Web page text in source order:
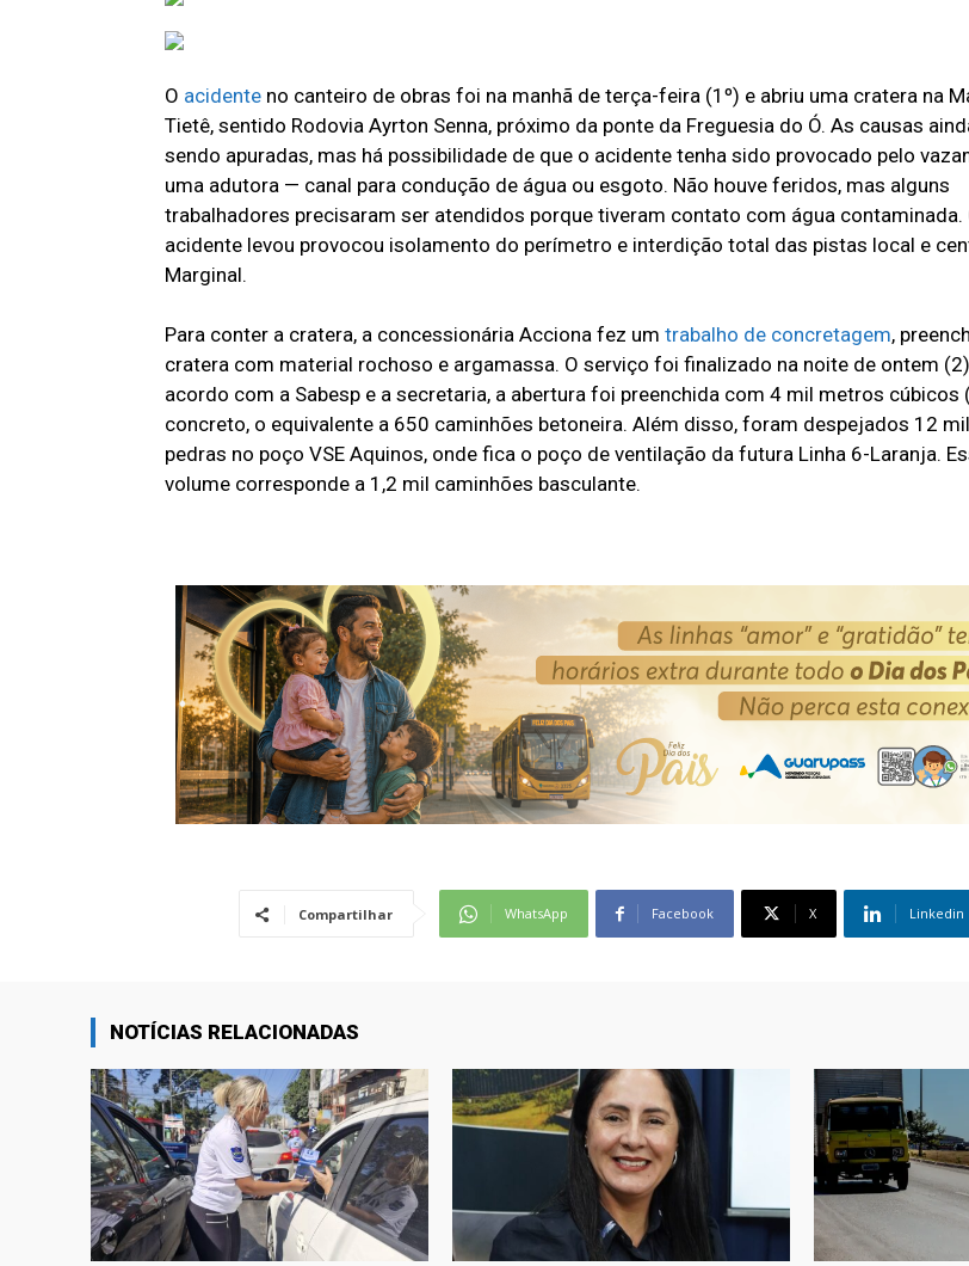
O acidente no canteiro de obras foi na manhã de terça-feira (1º) e abriu uma cratera na
Tietê, sentido Rodovia Ayrton Senna, próximo da ponte da Freguesia do Ó. As causas
sendo apuradas, mas há possibilidade de que o acidente tenha sido provocado pelo
uma adutora — canal para condução de água ou esgoto. Não houve feridos, mas alguns
trabalhadores precisaram ser atendidos porque tiveram contato com água contaminada.
acidente levou provocou isolamento do perímetro e interdição total das pistas local e
Marginal.
Para conter a cratera, a concessionária Acciona fez um trabalho de concretagem,
cratera com material rochoso e argamassa. O serviço foi finalizado na noite de ontem
acordo com a Sabesp e a secretaria, a abertura foi preenchida com 4 mil metros cúbicos
concreto, o equivalente a 650 caminhões betoneira. Além disso, foram despejados 12
pedras no poço VSE Aquinos, onde fica o poço de ventilação da futura Linha 6-Laranja.
volume corresponde a 1,2 mil caminhões basculante.
Compartilhar WhatsApp Facebook X Linkedin
NOTÍCIAS RELACIONADAS